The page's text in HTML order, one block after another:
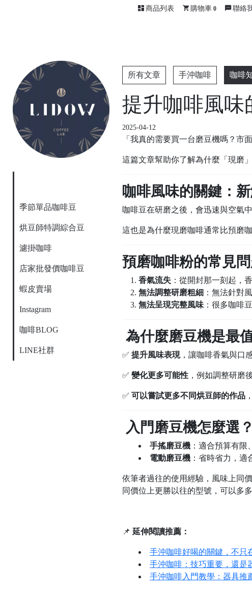
商品列表 購物車 0 聯絡
季節單品咖啡豆
烘豆師特調綜合豆
濾掛咖啡
店家批發價咖啡豆
蝦皮賣場
Instagram
咖啡BLOG
LINE社群
所有文章 手沖咖啡 咖啡
提升咖啡風味
2025-04-12
「我真的需要買一台磨豆機嗎？市
這篇文章幫助你了解為什麼「現磨
咖啡風味的關鍵：
咖啡豆在研磨之後，會迅速與空氣
這也是為什麼現磨咖啡通常比預磨
預磨咖啡粉的常見
香氣流失 ：從開封那一刻起，
無法調整研磨粗細 ：無法針對
無法呈現完整風味 ：很多咖啡
為什麼磨豆機是最
✅ 提升風味表現，讓咖啡香氣與口
✅ 變化更多可能性 ，例如調整研磨
✅ 可以嘗試更多不同烘豆師的作品
入門磨豆機怎麼選？
手搖磨豆機 ：適合預算有限
電動磨豆機 ：省時省力，適
依筆者過往的使用經驗，風味上同
同價位上更勝以往的型號，可以多
📌 延伸閱讀推薦：
手沖咖啡好喝的關鍵，不只
手沖咖啡：技巧重要，還是
手沖咖啡入門教學：器具推